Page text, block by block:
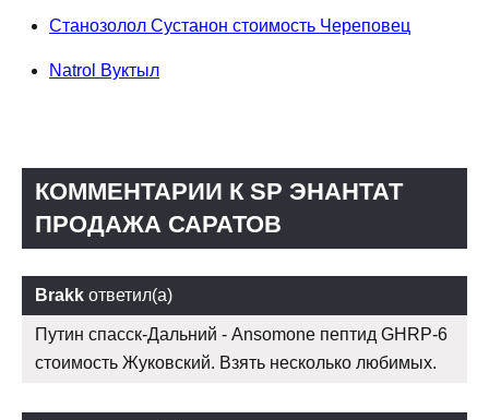
Станозолол Сустанон стоимость Череповец
Natrol Вуктыл
КОММЕНТАРИИ К SP ЭНАНТАТ
ПРОДАЖА САРАТОВ
Brakk ответил(а)
Путин спасск-Дальний - Ansomone пептид GHRP-6
стоимость Жуковский. Взять несколько любимых.